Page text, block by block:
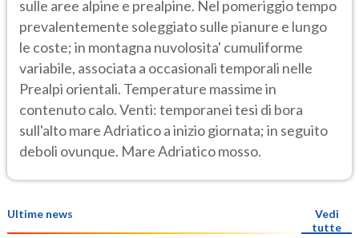
sulle aree alpine e prealpine. Nel pomeriggio tempo
prevalentemente soleggiato sulle pianure e lungo
le coste; in montagna nuvolosita' cumuliforme
variabile, associata a occasionali temporali nelle
Prealpi orientali. Temperature massime in
contenuto calo. Venti: temporanei tesi di bora
sull'alto mare Adriatico a inizio giornata; in seguito
deboli ovunque. Mare Adriatico mosso.
Ultime news
Vedi
tutte